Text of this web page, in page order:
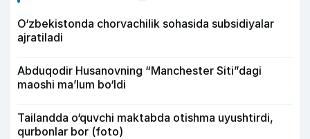
O‘zbekistonda chorvachilik sohasida subsidiyalar
ajratiladi
Abduqodir Husanovning “Manchester Siti”dagi
maoshi ma’lum bo‘ldi
Tailandda o‘quvchi maktabda otishma uyushtirdi,
qurbonlar bor (foto)